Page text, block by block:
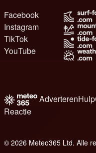
Facebook
Instagram
TikTok
YouTube
AdverterenHulp
Reactie
© 2026 Meteo365 Ltd. Alle